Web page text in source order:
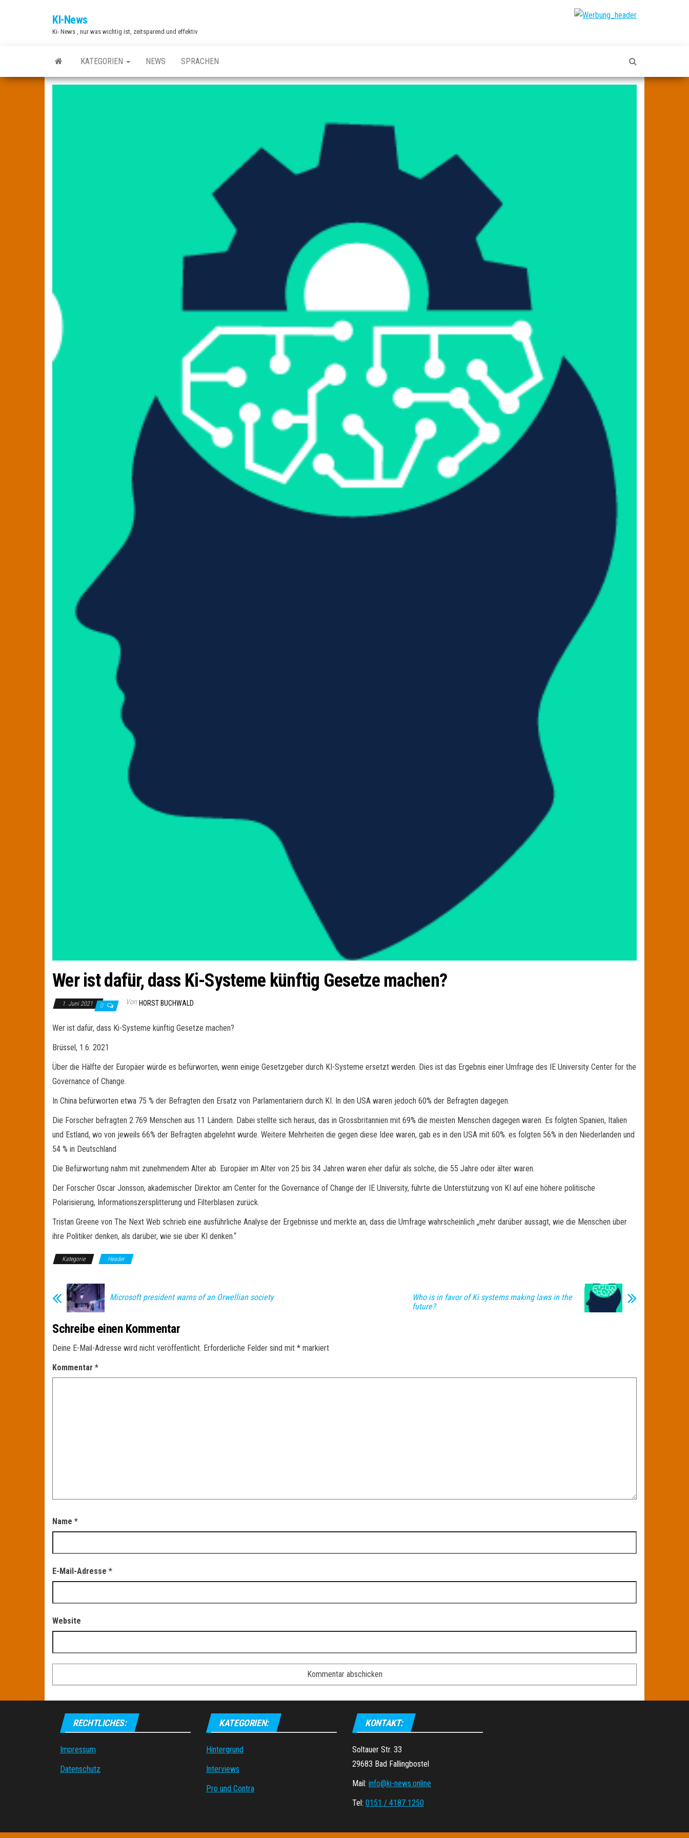
KI-News
Ki- News , nur was wichtig ist, zeitsparend und effektiv
KATEGORIEN NEWS SPRACHEN
Wer ist dafür, dass Ki-Systeme künftig Gesetze machen?
1. Juni 2021 0 Von HORST BUCHWALD
Wer ist dafür, dass Ki-Systeme künftig Gesetze machen?
Brüssel, 1.6. 2021
Über die Hälfte der Europäer würde es befürworten, wenn einige Gesetzgeber durch KI-Systeme ersetzt werden. Dies ist das Ergebnis einer Umfrage des IE University Center for the
Governance of Change.
In China befürworten etwa 75 % der Befragten den Ersatz von Parlamentariern durch KI. In den USA waren jedoch 60% der Befragten dagegen.
Die Forscher befragten 2.769 Menschen aus 11 Ländern. Dabei stellte sich heraus, das in Grossbritannien mit 69% die meisten Menschen dagegen waren. Es folgten Spanien, Italien
und Estland, wo von jeweils 66% der Befragten abgelehnt wurde. Weitere Mehrheiten die gegen diese Idee waren, gab es in den USA mit 60%. es folgten 56% in den Niederlanden und
54 % in Deutschland
Die Befürwortung nahm mit zunehmendem Alter ab. Europäer im Alter von 25 bis 34 Jahren waren eher dafür als solche, die 55 Jahre oder älter waren.
Der Forscher Oscar Jonsson, akademischer Direktor am Center for the Governance of Change der IE University, führte die Unterstützung von KI auf eine höhere politische
Polarisierung, Informationszersplitterung und Filterblasen zurück.
Tristan Greene von The Next Web schrieb eine ausführliche Analyse der Ergebnisse und merkte an, dass die Umfrage wahrscheinlich „mehr darüber aussagt, wie die Menschen über
ihre Politiker denken, als darüber, wie sie über KI denken.“
Kategorie Header
Microsoft president warns of an Orwellian society
Who is in favor of Ki systems making laws in the
future?
Schreibe einen Kommentar
Deine E-Mail-Adresse wird nicht veröffentlicht. Erforderliche Felder sind mit * markiert
Kommentar *
Name *
E-Mail-Adresse *
Website
RECHTLICHES:
Impressum
Datenschutz
KATEGORIEN:
Hintergrund
Interviews
Pro und Contra
KONTAKT:
Soltauer Str. 33
29683 Bad Fallingbostel
Mail: info@ki-news.online
Tel: 0151 / 4187 1250